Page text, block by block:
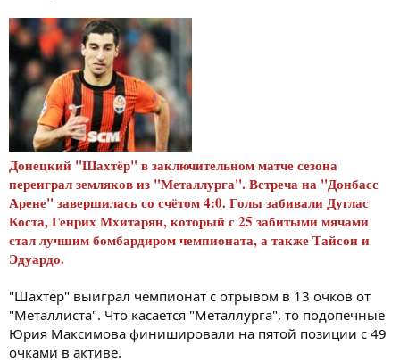
Донецкий "Шахтёр" в заключительном матче сезона
переиграл земляков из "Металлурга". Встреча на "Донбасс
Арене" завершилась со счётом 4:0. Голы забивали Дуглас
Коста, Генрих Мхитарян, который с 25 забитыми мячами
стал лучшим бомбардиром чемпионата, а также Тайсон и
Эдуардо.
"Шахтёр" выиграл чемпионат с отрывом в 13 очков от
"Металлиста". Что касается "Металлурга", то подопечные
Юрия Максимова финишировали на пятой позиции с 49
очками в активе.